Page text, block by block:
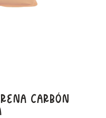
CARBÓN